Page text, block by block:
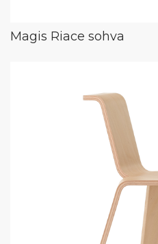
Magis Riace sohva